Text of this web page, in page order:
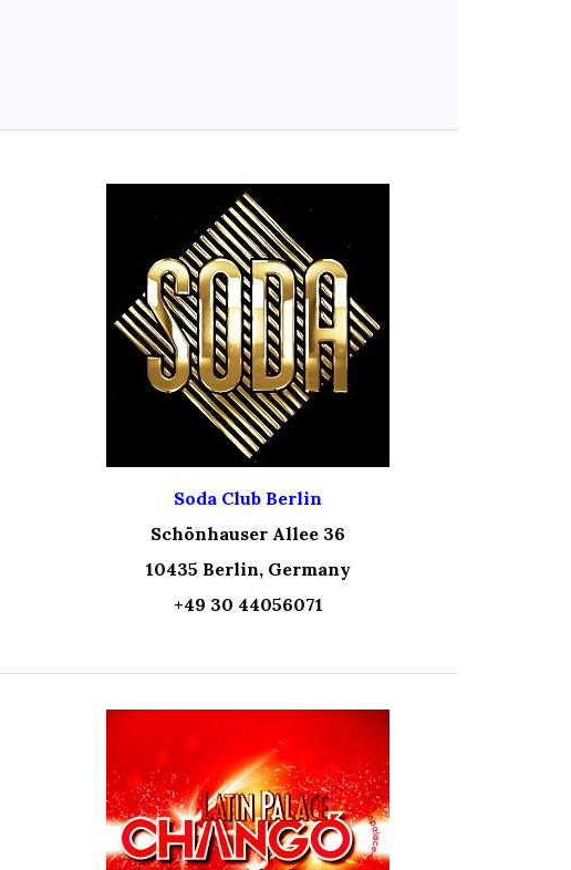
Soda Club Berlin
Schönhauser Allee 36
10435 Berlin, Germany
+49 30 44056071